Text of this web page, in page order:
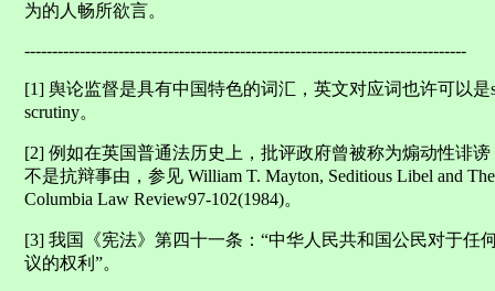
为的人畅所欲言。
--------------------------------------------------------------------------------
[1] 舆论监督是具有中国特色的词汇，英文对应词也许可以是
scrutiny。
[2] 例如在英国普通法历史上，批评政府曾被称为煽动性诽
不是抗辩事由，参见 William T. Mayton, Seditious Libel and
Columbia Law Review97-102(1984)。
[3] 我国《宪法》第四十一条：“中华人民共和国公民对于任
议的权利”。